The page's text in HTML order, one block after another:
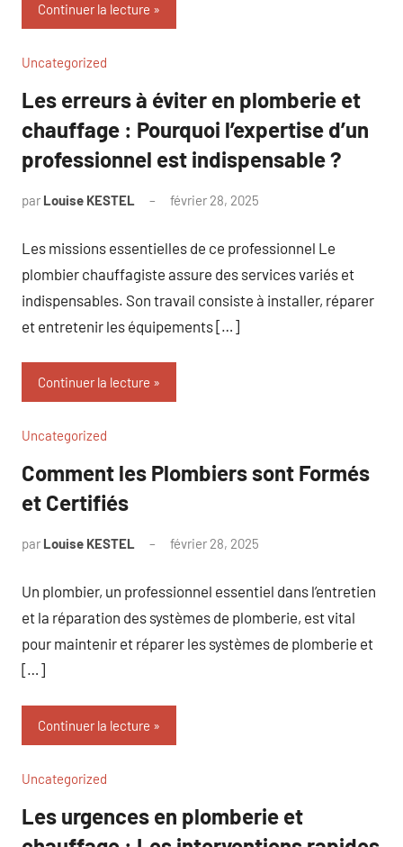
Continuer la lecture
Uncategorized
Les erreurs à éviter en plomberie et
chauffage : Pourquoi l’expertise d’un
professionnel est indispensable ?
par Louise KESTEL février 28, 2025
Les missions essentielles de ce professionnel Le
plombier chauffagiste assure des services variés et
indispensables. Son travail consiste à installer, réparer
et entretenir les équipements […]
Continuer la lecture
Uncategorized
Comment les Plombiers sont Formés
et Certifiés
par Louise KESTEL février 28, 2025
Un plombier, un professionnel essentiel dans l’entretien
et la réparation des systèmes de plomberie, est vital
pour maintenir et réparer les systèmes de plomberie et
[…]
Continuer la lecture
Uncategorized
Les urgences en plomberie et